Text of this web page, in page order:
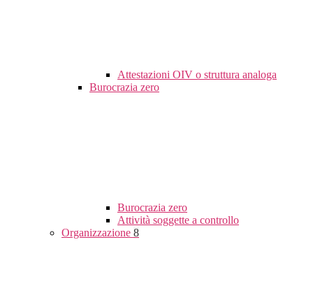
Attestazioni OIV o struttura analoga
Burocrazia zero
Burocrazia zero
Attività soggette a controllo
Organizzazione 8